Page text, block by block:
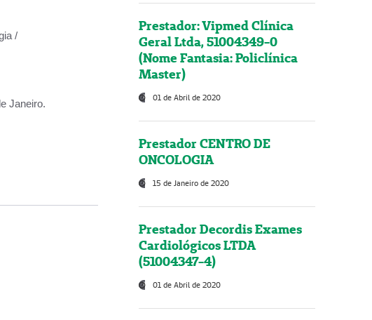
/
Janeiro.
Prestador: Vipmed Clínica
Geral Ltda, 51004349-0
(Nome Fantasia: Policlínica
Master)
01 de Abril de 2020
Prestador CENTRO DE
ONCOLOGIA
15 de Janeiro de 2020
Prestador Decordis Exames
Cardiológicos LTDA
(51004347-4)
01 de Abril de 2020